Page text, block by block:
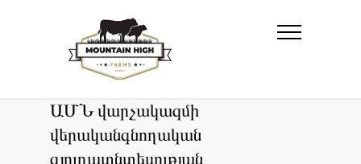
ԱՄՆ վարչակազմի
վերականգնողական
գյուղատնտեսության